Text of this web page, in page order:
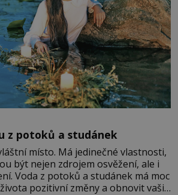
z potoků a studánek
místo. Má jedinečné vlastnosti,
být nejen zdrojem osvěžení, ale i
Voda z potoků a studánek má moc
pozitivní změny a obnovit vaši